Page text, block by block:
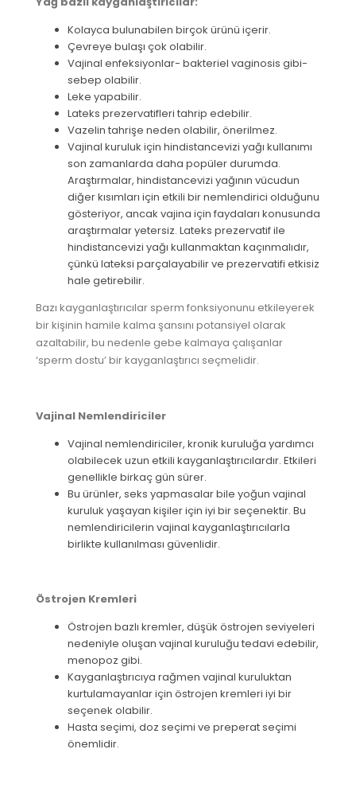
Kolayca bulunabilen birçok ürünü içerir.
Çevreye bulaşı çok olabilir.
Vajinal enfeksiyonlar- bakteriel vaginosis gibi-
sebep olabilir.
Leke yapabilir.
Lateks prezervatifleri tahrip edebilir.
Vazelin tahrişe neden olabilir, önerilmez.
Vajinal kuruluk için hindistancevizi yağı kullanımı
son zamanlarda daha popüler durumda.
Araştırmalar, hindistancevizi yağının vücudun
diğer kısımları için etkili bir nemlendirici olduğunu
gösteriyor, ancak vajina için faydaları konusunda
araştırmalar yetersiz. Lateks prezervatif ile
hindistancevizi yağı kullanmaktan kaçınmalıdır,
çünkü lateksi parçalayabilir ve prezervatifi etkisiz
hale getirebilir.
Bazı kayganlaştırıcılar sperm fonksiyonunu etkileyerek
bir kişinin hamile kalma şansını potansiyel olarak
azaltabilir, bu nedenle gebe kalmaya çalışanlar
‘sperm dostu’ bir kayganlaştırıcı seçmelidir.
Vajinal Nemlendiriciler
Vajinal nemlendiriciler, kronik kuruluğa yardımcı
olabilecek uzun etkili kayganlaştırıcılardır. Etkileri
genellikle birkaç gün sürer.
Bu ürünler, seks yapmasalar bile yoğun vajinal
kuruluk yaşayan kişiler için iyi bir seçenektir. Bu
nemlendiricilerin vajinal kayganlaştırıcılarla
birlikte kullanılması güvenlidir.
Östrojen Kremleri
Östrojen bazlı kremler, düşük östrojen seviyeleri
nedeniyle oluşan vajinal kuruluğu tedavi edebilir,
menopoz gibi.
Kayganlaştırıcıya rağmen vajinal kuruluktan
kurtulamayanlar için östrojen kremleri iyi bir
seçenek olabilir.
Hasta seçimi, doz seçimi ve preperat seçimi
önemlidir.